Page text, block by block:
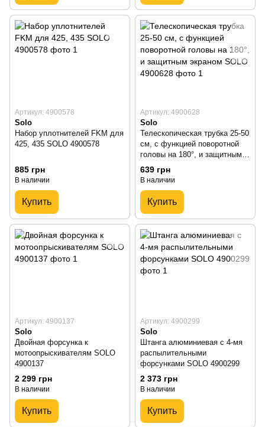
Артикул: 4900578
Solo
Набор уплотнителей FKM для
425, 435 SOLO 4900578
885 грн
В наличии
Купить
Артикул: 4900628
Solo
Телескопическая трубка 25-50
см, с функцией поворотной
головы на 180°, и защитным
экраном SOLO 4900628
639 грн
В наличии
Купить
Артикул: 4900137
Solo
Двойная форсунка к
мотоопрыскивателям SOLO
4900137
2 299 грн
В наличии
Купить
Артикул: 4900299
Solo
Штанга алюминиевая с 4-мя
распылительными
форсунками SOLO 4900299
2 373 грн
В наличии
Купить